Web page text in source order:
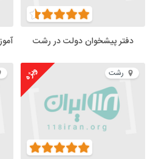
دفتر پیشخوان دولت در رشت
رشت ویژه